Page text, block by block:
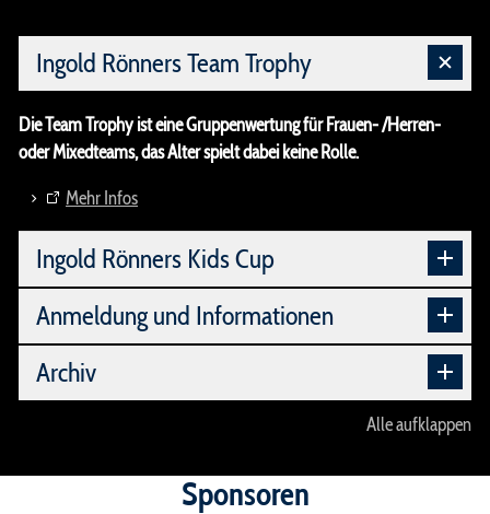
Ingold Rönners Team Trophy
Die Team Trophy ist eine Gruppenwertung für Frauen- /Herren-
oder Mixedteams, das Alter spielt dabei keine Rolle.
Mehr Infos
Ingold Rönners Kids Cup
Anmeldung und Informationen
Archiv
Alle aufklappen
Sponsoren